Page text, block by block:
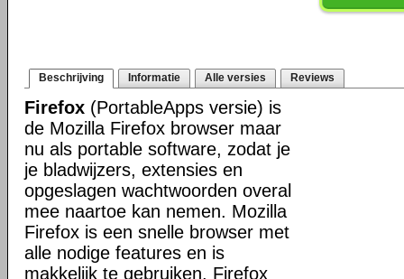
Beschrijving Informatie Alle versies Reviews
Firefox (PortableApps versie) is
de Mozilla Firefox browser maar
nu als portable software, zodat je
je bladwijzers, extensies en
opgeslagen wachtwoorden overal
mee naartoe kan nemen. Mozilla
Firefox is een snelle browser met
alle nodige features en is
makkelijk te gebruiken. Firefox